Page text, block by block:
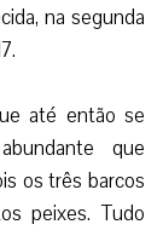
na segunda
até então se
que
os três barcos
peixes. Tudo